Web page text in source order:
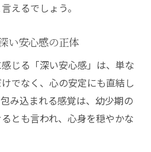
えるでしょう。
い安心感の正体
じる「深い安心感」は、単な
でなく、心の安定にも直結し
み込まれる感覚は、幼少期の
とも言われ、心身を穏やかな